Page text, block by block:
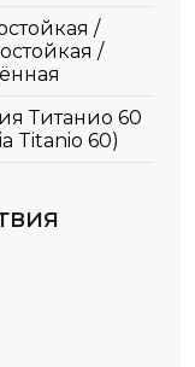
/
/
Титанио 60
Titanio 60)